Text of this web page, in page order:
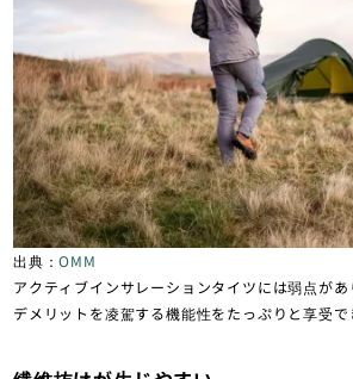
出典：OMM
アクティブインサレーションタイツには弱点が
デメリットを凌駕する機能性をたっぷりと享受で